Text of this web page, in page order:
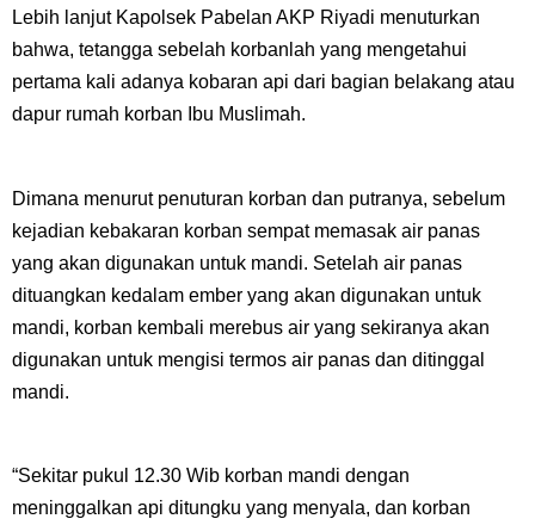
Lebih lanjut Kapolsek Pabelan AKP Riyadi menuturkan
bahwa, tetangga sebelah korbanlah yang mengetahui
pertama kali adanya kobaran api dari bagian belakang atau
dapur rumah korban Ibu Muslimah.
Dimana menurut penuturan korban dan putranya, sebelum
kejadian kebakaran korban sempat memasak air panas
yang akan digunakan untuk mandi. Setelah air panas
dituangkan kedalam ember yang akan digunakan untuk
mandi, korban kembali merebus air yang sekiranya akan
digunakan untuk mengisi termos air panas dan ditinggal
mandi.
“Sekitar pukul 12.30 Wib korban mandi dengan
meninggalkan api ditungku yang menyala, dan korban